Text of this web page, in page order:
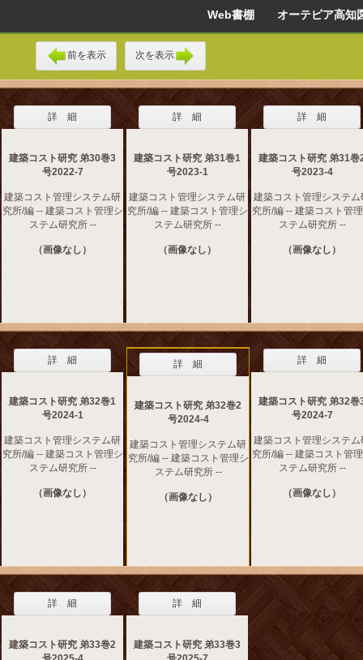
Web書棚 オーテピア高知
前を表示 次を表示
詳 細
建築コスト研究 弟30巻3
号2022-7
建築コスト管理システム研
究所/編 -- 建築コスト管理シ
ステム研究所 --
（画像なし）
詳 細
建築コスト研究 弟31巻1
号2023-1
建築コスト管理システム研
究所/編 -- 建築コスト管理シ
ステム研究所 --
（画像なし）
詳 細
建築コスト研究 弟31巻
号2023-4
建築コスト管理システム
究所/編 -- 建築コスト管
ステム研究所 --
（画像なし）
詳 細
建築コスト研究 弟32巻1
号2024-1
建築コスト管理システム研
究所/編 -- 建築コスト管理シ
ステム研究所 --
（画像なし）
詳 細
建築コスト研究 弟32巻2
号2024-4
建築コスト管理システム研
究所/編 -- 建築コスト管理シ
ステム研究所 --
（画像なし）
詳 細
建築コスト研究 弟32巻
号2024-7
建築コスト管理システム
究所/編 -- 建築コスト管
ステム研究所 --
（画像なし）
詳 細
建築コスト研究 弟33巻2
詳 細
建築コスト研究 弟33巻3